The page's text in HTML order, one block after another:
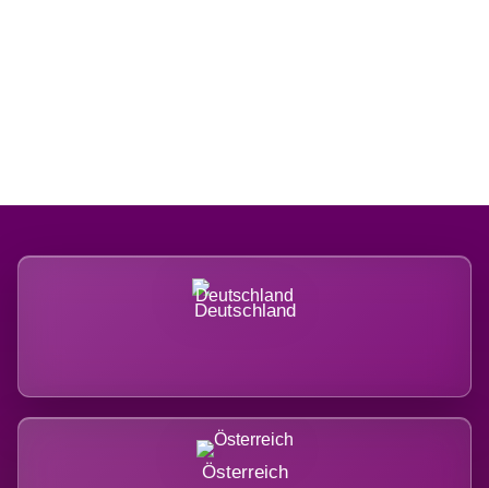
Deutschland
Österreich